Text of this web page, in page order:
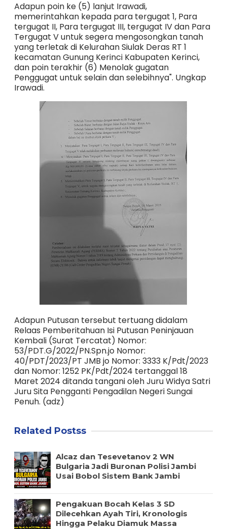
Adapun poin ke (5) lanjut Irawadi,
memerintahkan kepada para tergugat 1, Para
tergugat II, Para tergugat III, tergugat IV dan Para
Tergugat V untuk segera mengosongkan tanah
yang terletak di Kelurahan Siulak Deras RT 1
kecamatan Gunung Kerinci Kabupaten Kerinci,
dan poin terakhir (6) Menolak gugatan
Penggugat untuk selain dan selebihnya". Ungkap
Irawadi.
Adapun Putusan tersebut tertuang didalam
Relaas Pemberitahuan Isi Putusan Peninjauan
Kembali (Surat Tercatat) Nomor:
53/PDT.G/2022/PN.Spn.jo Nomor:
40/PDT/2023/PT JMB jo Nomor: 3333 K/Pdt/2023
dan Nomor: 1252 PK/Pdt/2024 tertanggal 18
Maret 2024 ditanda tangani oleh Juru Widya Satri
Juru Sita Pengganti Pengadilan Negeri Sungai
Penuh. (adz)
Related Postss
Alcaz dan Tesevetanov 2 WN
Bulgaria Jadi Buronan Polisi Jambi
Usai Bobol Sistem Bank Jambi
Pengakuan Bocah Kelas 3 SD
Dilecehkan Ayah Tiri, Kronologis
Hingga Pelaku Diamuk Massa